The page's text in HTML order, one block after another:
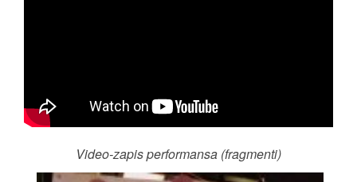
Video-zapis performansa (fragmenti)